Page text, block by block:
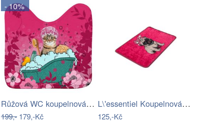
- 10%
Růžová WC koupelnová předložka 45x45 cm…
199,- 179,-Kč
L\'essentiel Koupelnová předložka Pug…
125,-Kč